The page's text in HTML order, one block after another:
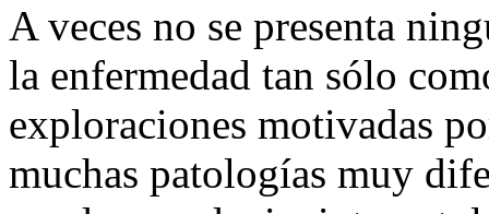
A veces no se presenta
la enfermedad tan sólo
exploraciones motivadas
muchas patologías muy